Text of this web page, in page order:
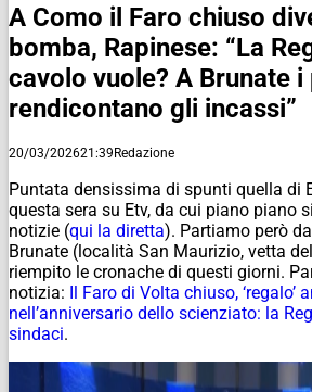
A Como il Faro chiuso
bomba, Rapinese: “La
cavolo vuole? A Brunate
rendicontano gli incassi”
20/03/202621:39Redazione
Puntata densissima di spunti quella di
questa sera su Etv, da cui piano piano
notizie (qui la diretta). Partiamo però
Brunate (località San Maurizio, vetta
riempito le cronache di questi giorni.
notizia: Il Faro di Volta chiuso, ‘regalo’
nell’anniversario dello scienziato: la
sindaci.